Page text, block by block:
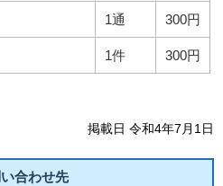
1通 300円
1件 300円
掲載日 令和4年7月1日
合わせ先